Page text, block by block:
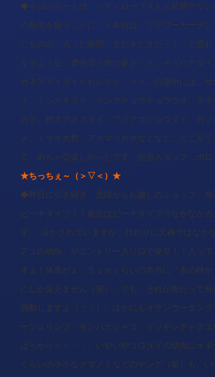
◆今日のボートは、バディロープさんと延岡マリン
の島毛を狙うことに！１本目は、フラワーガーデ
たものの、入った瞬間「きたきたきた～！」と思わ
なるような、透明度と魚の多さ！キンギョハナダ
ガネスズメダイがわんさか。メインの場所には、
イ、イシガキダイ、テングチョウチョウウオ、タ
ガラ、特大アオブダイ、アジアコショウダイ、カ
メ、イサキ大群、アカマツカサなどなど。どこ見
で、めちゃ②楽しかったです 担当スタッフ：ポロ
★ちっちぇ～（＞▽＜）★
◆昨日に引き続き、北陸からお越しのショップ・海
ビーチダイブ！！最近はビーチダイブでなかなかカ
ず･･･泣かされていますが、代わりに天神ではなか
アユの幼魚」がエントリー入り口で発見！！入って
すよ！体長が１．５ｃｍくらいの本当に「木の枝
にしか見えません（笑）。でも、それが魚だって分
感動しますよ（＾＾）。ほかにもオランウータン
ーシュリンプ・モンハナシャコ・イソギンチャクエ
ばっかりｆ＾＾；。いやいやコロダイの幼魚にオキ
くらいの小さなクマノミなどのヤング（笑）も、い